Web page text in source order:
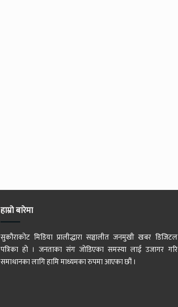
हाम्रो बारेमा
सुकौराकोट मिडिया प्रालीद्धारा सञ्चालीत जनमुखी खबर डिजिटल
पत्रिका हो । जनताका संग जोडिएका समस्या लाई उजागर गरि
समाधानका लागि हामि माध्यमका रुपमा आएका छौं ।